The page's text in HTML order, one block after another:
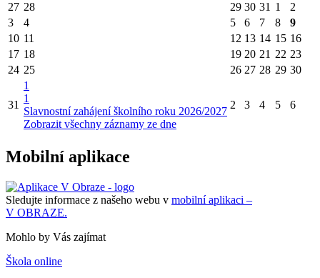
27 28 29 30 31 1
2
3
4 5 6 7 8
9
10 11 12 13 14 15 16
17 18 19 20 21 22 23
24 25 26 27 28 29 30
31
1
1
Slavnostní zahájení školního roku 2026/2027
Zobrazit všechny záznamy ze dne
2 3 4 5 6
Mobilní aplikace
Sledujte informace z našeho webu v mobilní aplikaci –
V OBRAZE.
Mohlo by Vás zajímat
Škola online